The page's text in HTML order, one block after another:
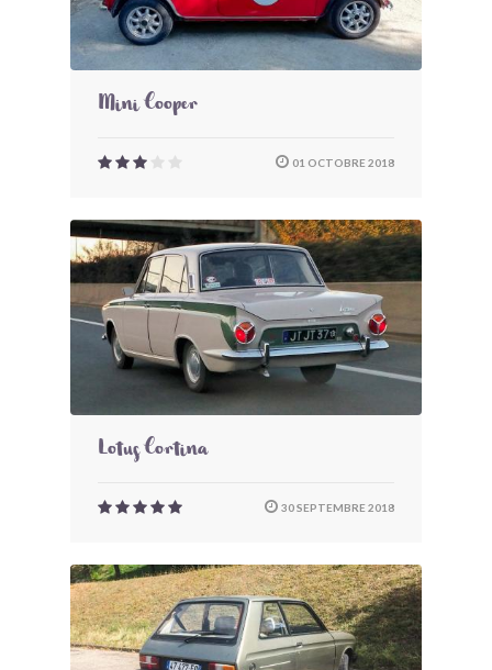
Mini Cooper
01 OCTOBRE 2018
Lotus Cortina
30 SEPTEMBRE 2018